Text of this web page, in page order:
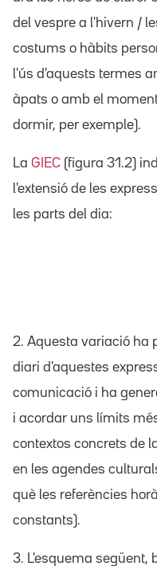
del vespre a l'hivern /
costums o hàbits
l'ús d'aquests termes
àpats o amb el
dormir, per exemple).
La GIEC (figura 31.2)
l'extensió de les
les parts del dia:
2. Aquesta variació ha
diari d'aquestes
comunicació i ha
i acordar uns límits
contextos concrets de
en les agendes
què les referències
constants).
3. L'esquema següent,